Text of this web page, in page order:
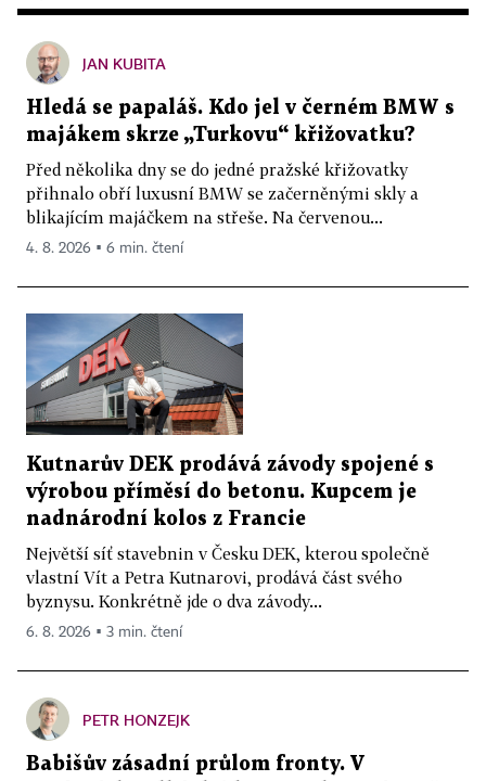
JAN KUBITA
Hledá se papaláš. Kdo jel v černém BMW s
majákem skrze „Turkovu“ křižovatku?
Před několika dny se do jedné pražské křižovatky
přihnalo obří luxusní BMW se začerněnými skly a
blikajícím majáčkem na střeše. Na červenou...
4. 8. 2026 ▪ 6 min. čtení
Kutnarův DEK prodává závody spojené s
výrobou příměsí do betonu. Kupcem je
nadnárodní kolos z Francie
Největší síť stavebnin v Česku DEK, kterou společně
vlastní Vít a Petra Kutnarovi, prodává část svého
byznysu. Konkrétně jde o dva závody...
6. 8. 2026 ▪ 3 min. čtení
PETR HONZEJK
Babišův zásadní průlom fronty. V